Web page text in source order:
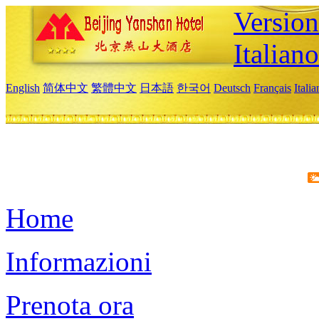
Italiano
English 简体中文 繁體中文 日本語 한국어 Deutsch Français
Home
Informazioni
Prenota ora